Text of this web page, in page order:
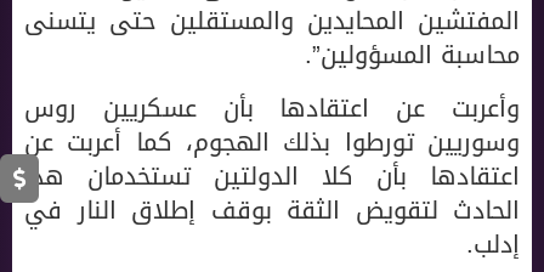
المفتشين المحايدين والمستقلين حتى يتسنى
محاسبة المسؤولين”.
وأعربت عن اعتقادها بأن عسكريين روس
وسوريين تورطوا بذلك الهجوم، كما أعربت عن
اعتقادها بأن كلا الدولتين تستخدمان هذا
الحادث لتقويض الثقة بوقف إطلاق النار في
إدلب.